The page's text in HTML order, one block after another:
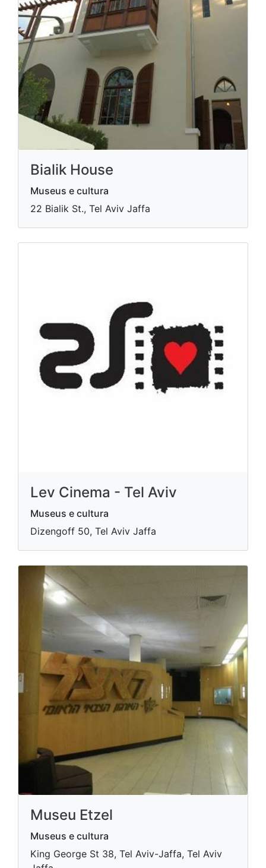
Bialik House
Museus e cultura
22 Bialik St., Tel Aviv Jaffa
Lev Cinema - Tel Aviv
Museus e cultura
Dizengoff 50, Tel Aviv Jaffa
Museu Etzel
Museus e cultura
King George St 38, Tel Aviv-Jaffa, Tel Aviv